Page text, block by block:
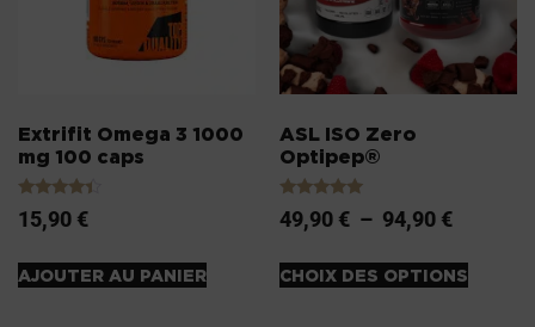
Extrifit Omega 3 1000
mg 100 caps
Note
4.20
15,90 €
AJOUTER AU PANIER
ASL ISO Zero
Optipep®
Note
5.00
49,90 € – 94,90 €
CHOIX DES OPTIONS